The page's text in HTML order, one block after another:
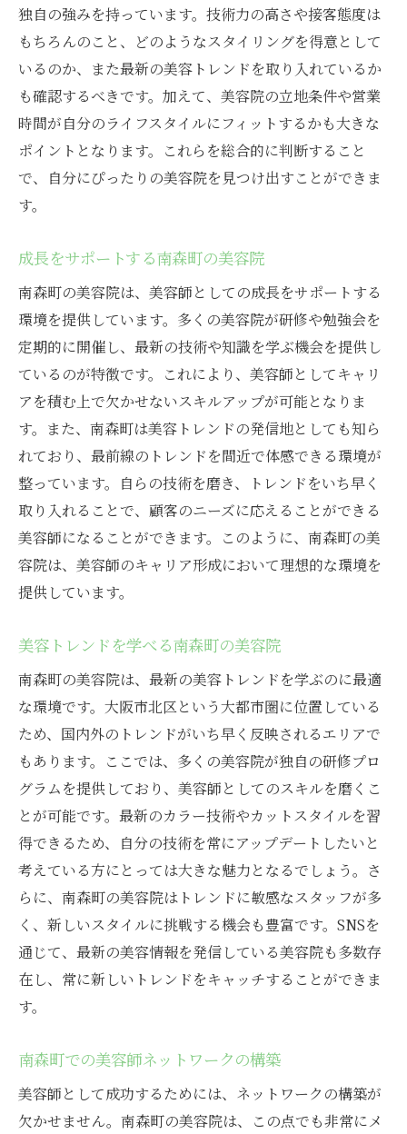
独自の強みを持っています。技術力の高さや接客態度は
もちろんのこと、どのようなスタイリングを得意として
いるのか、また最新の美容トレンドを取り入れているか
も確認するべきです。加えて、美容院の立地条件や営業
時間が自分のライフスタイルにフィットするかも大きな
ポイントとなります。これらを総合的に判断すること
で、自分にぴったりの美容院を見つけ出すことができま
す。
成長をサポートする南森町の美容院
南森町の美容院は、美容師としての成長をサポートする
環境を提供しています。多くの美容院が研修や勉強会を
定期的に開催し、最新の技術や知識を学ぶ機会を提供し
ているのが特徴です。これにより、美容師としてキャリ
アを積む上で欠かせないスキルアップが可能となりま
す。また、南森町は美容トレンドの発信地としても知ら
れており、最前線のトレンドを間近で体感できる環境が
整っています。自らの技術を磨き、トレンドをいち早く
取り入れることで、顧客のニーズに応えることができる
美容師になることができます。このように、南森町の美
容院は、美容師のキャリア形成において理想的な環境を
提供しています。
美容トレンドを学べる南森町の美容院
南森町の美容院は、最新の美容トレンドを学ぶのに最適
な環境です。大阪市北区という大都市圏に位置している
ため、国内外のトレンドがいち早く反映されるエリアで
もあります。ここでは、多くの美容院が独自の研修プロ
グラムを提供しており、美容師としてのスキルを磨くこ
とが可能です。最新のカラー技術やカットスタイルを習
得できるため、自分の技術を常にアップデートしたいと
考えている方にとっては大きな魅力となるでしょう。さ
らに、南森町の美容院はトレンドに敏感なスタッフが多
く、新しいスタイルに挑戦する機会も豊富です。SNSを
通じて、最新の美容情報を発信している美容院も多数存
在し、常に新しいトレンドをキャッチすることができま
す。
南森町での美容師ネットワークの構築
美容師として成功するためには、ネットワークの構築が
欠かせません。南森町の美容院は、この点でも非常にメ